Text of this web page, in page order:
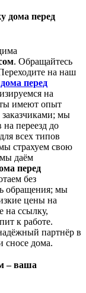
дома перед
. Обращайтесь
на наш
перед
на
имеют опыт
мы
переезд до
всех типов
страхуем свою
даём
перед
без
обращения; мы
цены на
на ссылку,
к работе.
партнёр в
сносе дома.
– ваша